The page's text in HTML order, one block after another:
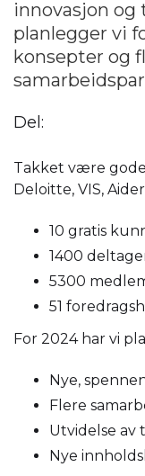
innovasjon og
planlegger vi
konsepter og
Del:
Takket være
Deloitte, VIS,
10 gratis
1400
5300
51
For 2024 har vi
Nye,
Flere
Utvidelse av
Nye